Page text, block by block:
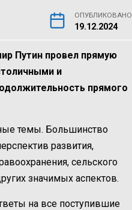
ОПУБЛИКОВАНО
19.12.2024
Путин провел прямую
и
прямого
темы. Большинство
развития,
сельского
значимых аспектов.
на все поступившие